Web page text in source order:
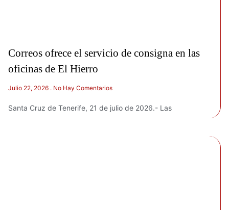
Correos ofrece el servicio de consigna en las
oficinas de El Hierro
Julio 22, 2026 No Hay Comentarios
Santa Cruz de Tenerife, 21 de julio de 2026.- Las